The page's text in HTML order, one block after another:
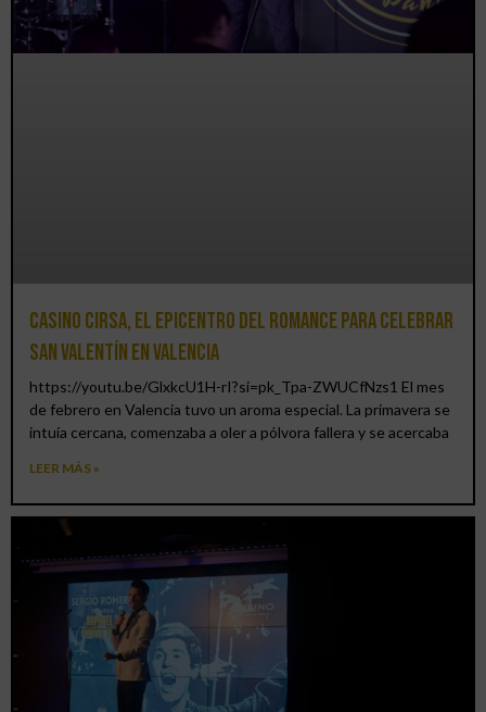
Casino CIRSA, el epicentro del romance para celebrar
San Valentín en Valencia
https://youtu.be/GlxkcU1H-rI?si=pk_Tpa-ZWUCfNzs1 El mes
de febrero en Valencia tuvo un aroma especial. La primavera se
intuía cercana, comenzaba a oler a pólvora fallera y se acercaba
LEER MÁS »